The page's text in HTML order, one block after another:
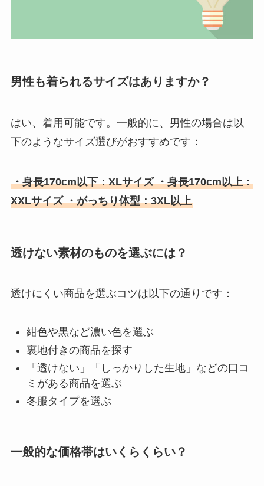
男性も着られるサイズはありますか？
はい、着用可能です。一般的に、男性の場合は以
下のようなサイズ選びがおすすめです：
・身長170cm以下：XLサイズ ・身長170cm以上：
XXLサイズ ・がっちり体型：3XL以上
透けない素材のものを選ぶには？
透けにくい商品を選ぶコツは以下の通りです：
紺色や黒など濃い色を選ぶ
裏地付きの商品を探す
「透けない」「しっかりした生地」などの口コ
ミがある商品を選ぶ
冬服タイプを選ぶ
一般的な価格帯はいくらくらい？